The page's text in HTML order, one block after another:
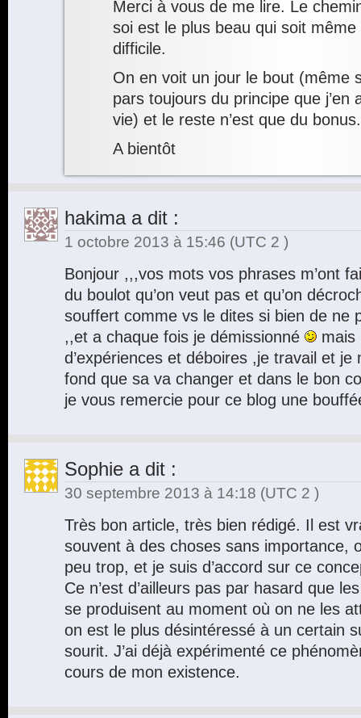
Merci à vous de me lire. Le
soi est le plus beau qui soit
difficile.
On en voit un jour le bout (même
pars toujours du principe que j’en
vie) et le reste n’est que du bonus.
A bientôt
hakimaa dit :
1 octobre 2013 à 15:46 (UTC 2 )
Bonjour ,,,vos mots vos phrases m’ont
du boulot qu’on veut pas et qu’on
souffert comme vs le dites si bien de ne
,,et a chaque fois je démissionné
mais
d’expériences et déboires ,je travail et je
fond que sa va changer et dans le bon
je vous remercie pour ce blog une
Sophie a dit :
30 septembre 2013 à 14:18 (UTC 2 )
Très bon article, très bien rédigé. Il est
souvent à des choses sans importance,
peu trop, et je suis d’accord sur ce
Ce n’est d’ailleurs pas par hasard que
se produisent au moment où on ne les
on est le plus désintéressé à un certain
sourit. J’ai déjà expérimenté ce
cours de mon existence.